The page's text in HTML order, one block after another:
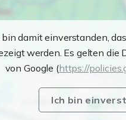
bin damit einverstanden,
werden. Es gelten die
von Google (https://
Ich bin